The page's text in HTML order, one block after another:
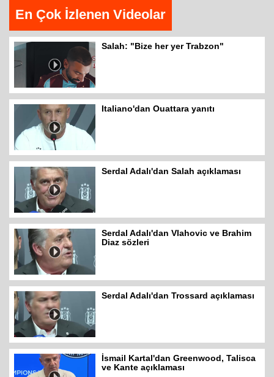
En Çok İzlenen Videolar
Salah: "Bize her yer Trabzon"
Italiano'dan Ouattara yanıtı
Serdal Adalı'dan Salah açıklaması
Serdal Adalı'dan Vlahovic ve Brahim
Diaz sözleri
Serdal Adalı'dan Trossard açıklaması
İsmail Kartal'dan Greenwood, Talisca
ve Kante açıklaması